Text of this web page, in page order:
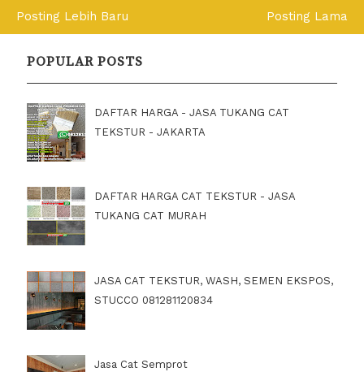
Posting Lebih Baru Posting Lama
POPULAR POSTS
DAFTAR HARGA - JASA TUKANG CAT
TEKSTUR - JAKARTA
DAFTAR HARGA CAT TEKSTUR - JASA
TUKANG CAT MURAH
JASA CAT TEKSTUR, WASH, SEMEN EKSPOS,
STUCCO 081281120834
Jasa Cat Semprot